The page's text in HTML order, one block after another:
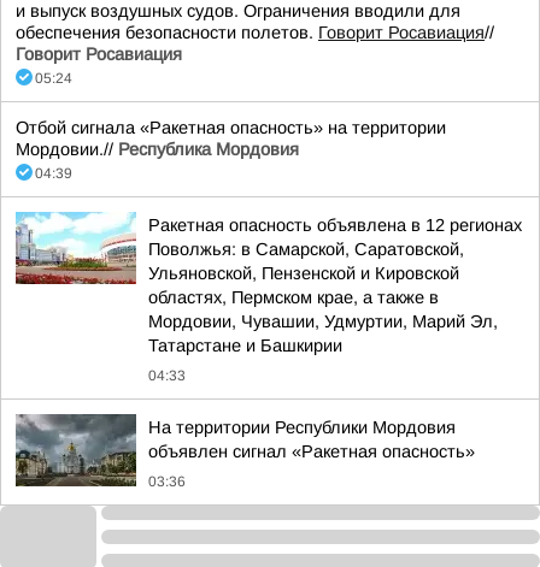
и выпуск воздушных судов. Ограничения вводили для
обеспечения безопасности полетов. Говорит Росавиация//
Говорит Росавиация
05:24
Отбой сигнала «Ракетная опасность» на территории
Мордовии.// Республика Мордовия
04:39
Ракетная опасность объявлена в 12 регионах
Поволжья: в Самарской, Саратовской,
Ульяновской, Пензенской и Кировской
областях, Пермском крае, а также в
Мордовии, Чувашии, Удмуртии, Марий Эл,
Татарстане и Башкирии
04:33
На территории Республики Мордовия
объявлен сигнал «Ракетная опасность»
03:36